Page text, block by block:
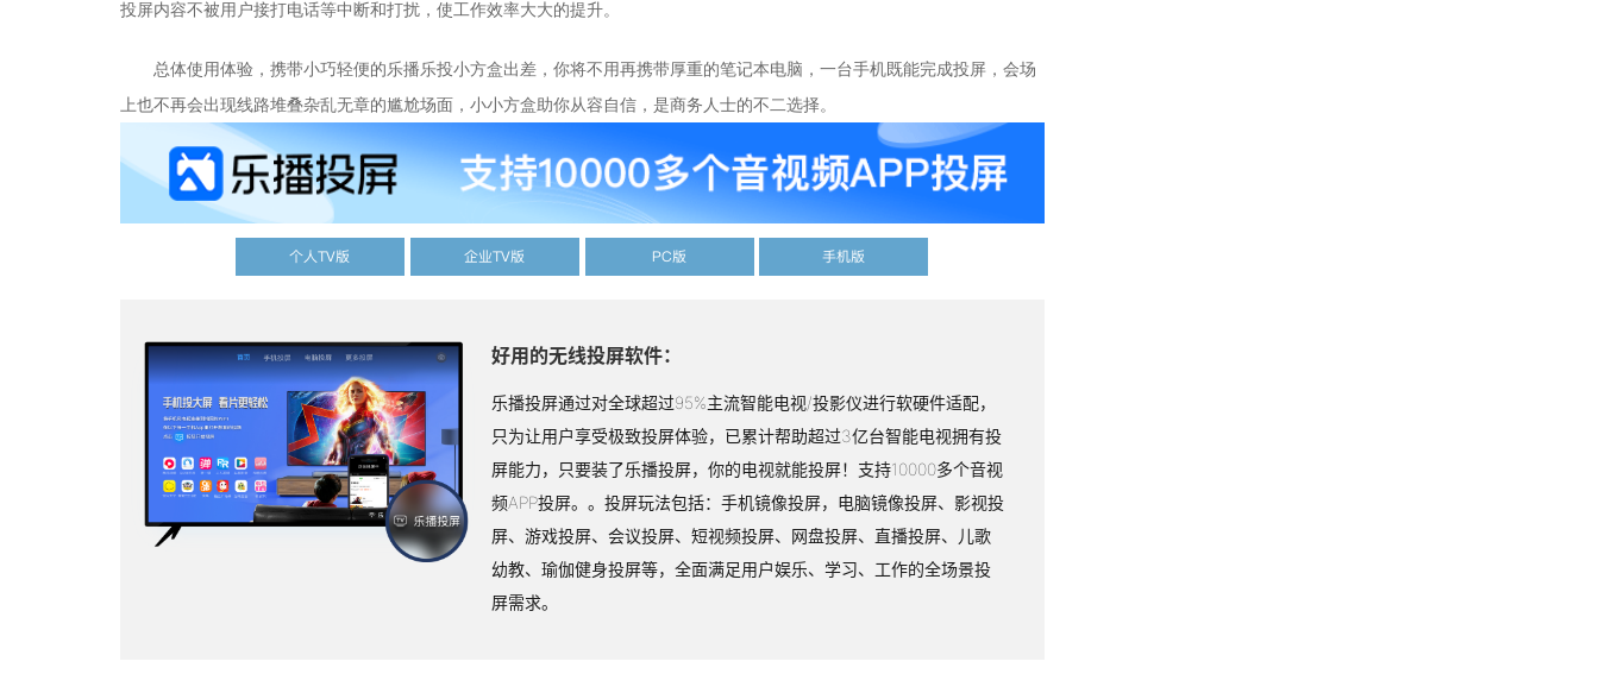
投屏内容不被用户接打电话等中断和打扰， 使工作效率大大的提升。
总体使用体验，携带小巧轻便的乐播乐投小方盒出差，你将不用再携带厚重的笔记本电脑，一台手机既能完成投屏，会场
上也不再会出现线路堆叠杂乱无章的尴尬场面，小小方盒助你从容自信，是商务人士的不二选择。
个人TV版 企业TV版 PC版 手机版
好用的无线投屏软件：
乐播投屏通过对全球超过95%主流智能电视/投影仪进行软硬件适配，
只为让用户享受极致投屏体验，已累计帮助超过3亿台智能电视拥有投
屏能力，只要装了乐播投屏，你的电视就能投屏！支持10000多个音视
频APP投屏。。投屏玩法包括：手机镜像投屏，电脑镜像投屏、影视投
屏、游戏投屏、会议投屏、短视频投屏、网盘投屏、直播投屏、儿歌
幼教、瑜伽健身投屏等，全面满足用户娱乐、学习、工作的全场景投
屏需求。